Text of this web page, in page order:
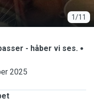
1/11
- håber vi ses.
2025